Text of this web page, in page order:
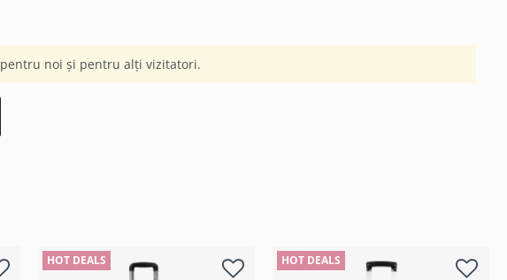
noi și pentru alți vizitatori.
HOT DEALS HOT DEALS